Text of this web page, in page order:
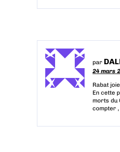
par
24 mars
Rabat joie
En cette
morts du
compter ,